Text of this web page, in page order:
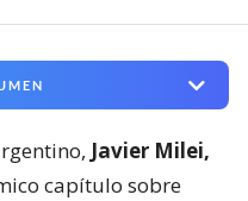
Javier Milei,
capítulo sobre